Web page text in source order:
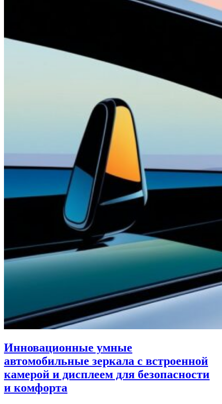
Инновационные умные
автомобильные зеркала с встроенной
камерой и дисплеем для безопасности
и комфорта